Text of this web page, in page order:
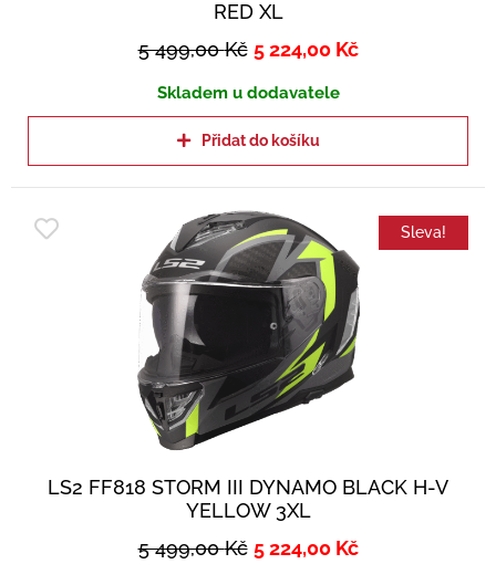
RED XL
5 499,00Kč 5 224,00 Kč
Skladem u dodavatele
Přidat do košíku
Sleva!
LS2 FF818 STORM III DYNAMO BLACK H-V
YELLOW 3XL
5 499,00Kč 5 224,00 Kč